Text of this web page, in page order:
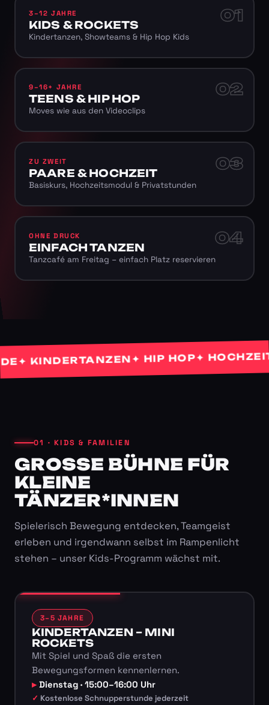
01
3–12 JAHRE
KIDS & ROCKETS
Kindertanzen, Showteams & Hip Hop Kids
02
9–16+ JAHRE
TEENS & HIP HOP
Moves wie aus den Videoclips
03
ZU ZWEIT
PAARE & HOCHZEIT
Basiskurs, Hochzeitsmodul & Privatstunden
04
OHNE DRUCK
EINFACH TANZEN
Tanzcafé am Freitag – einfach Platz reservieren
✦ HIP HOP ✦
01 · KIDS & FAMILIEN
GROSSE BÜHNE FÜR K
LEINE T
ÄNZER*INNEN
Spielerisch Bewegung entdecken, Teamgeist
erleben und irgendwann selbst im Rampenlicht
stehen – unser Kids-Programm wächst mit.
3–5 JAHRE
KINDERTANZEN – MINI
ROCKETS
Mit Spiel und Spaß die ersten
Bewegungsformen kennenlernen.
Dienstag · 15:00–16:00 Uhr
Kostenlose Schnupperstunde jederzeit